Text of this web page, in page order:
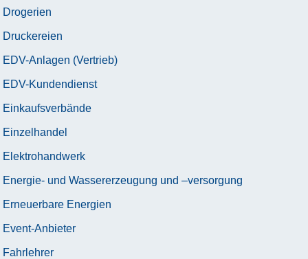
Drogerien
Druckereien
EDV-Anlagen (Vertrieb)
EDV-Kundendienst
Einkaufsverbände
Einzelhandel
Elektrohandwerk
Energie- und Wassererzeugung und –versorgung
Erneuerbare Energien
Event-Anbieter
Fahrlehrer